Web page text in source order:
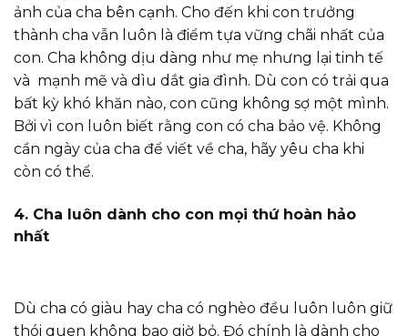
ảnh của cha bên cạnh. Cho đến khi con trưởng
thành cha vẫn luôn là điểm tựa vững chãi nhất của
con. Cha không dịu dàng như mẹ nhưng lại tinh tế
và mạnh mẽ và dìu dắt gia đình. Dù con có trải qua
bất kỳ khó khăn nào, con cũng không sợ một mình.
Bởi vì con luôn biết rằng con có cha bảo vệ. Không
cần ngày của cha để viết về cha, hãy yêu cha khi
còn có thể.
4. Cha luôn dành cho con mọi thứ hoàn hảo
nhất
Dù cha có giàu hay cha có nghèo đều luôn luôn giữ
thói quen không bao giờ bỏ. Đó chính là dành cho